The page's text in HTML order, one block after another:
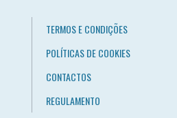
TERMOS E CONDIÇÕES
POLÍTICAS DE COOKIES
CONTACTOS
REGULAMENTO